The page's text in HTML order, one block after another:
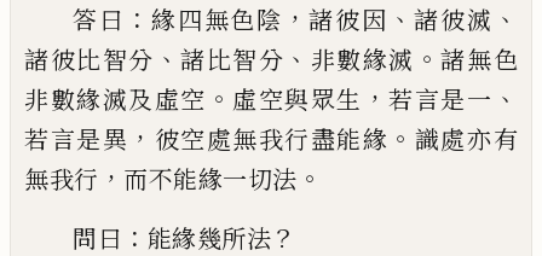
答曰 ： 緣四無色陰 ，諸彼因 、諸彼滅 、
諸彼比智分 、諸比智分 、 非數緣滅 。諸無色
非數緣滅及虛空 。 虛空與眾生 ，若言是一 、
若言是異 ， 彼空處無我行盡能緣 。 識處亦有
無我行 ， 而不能緣一切法 。
問曰 ： 能緣幾所法？